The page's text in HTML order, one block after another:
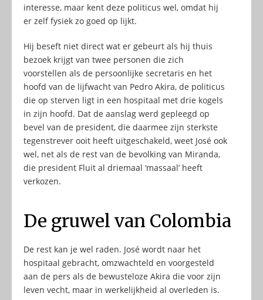
interesse, maar kent deze politicus wel, omdat hij
er zelf fysiek zo goed op lijkt.
Hij beseft niet direct wat er gebeurt als hij thuis
bezoek krijgt van twee personen die zich
voorstellen als de persoonlijke secretaris en het
hoofd van de lijfwacht van Pedro Akira, de politicus
die op sterven ligt in een hospitaal met drie kogels
in zijn hoofd. Dat de aanslag werd gepleegd op
bevel van de president, die daarmee zijn sterkste
tegenstrever ooit heeft uitgeschakeld, weet José ook
wel, net als de rest van de bevolking van Miranda,
die president Fluit al driemaal ‘massaal’ heeft
verkozen.
De gruwel van Colombia
De rest kan je wel raden. José wordt naar het
hospitaal gebracht, omzwachteld en voorgesteld
aan de pers als de bewusteloze Akira die voor zijn
leven vecht, maar in werkelijkheid al overleden is.